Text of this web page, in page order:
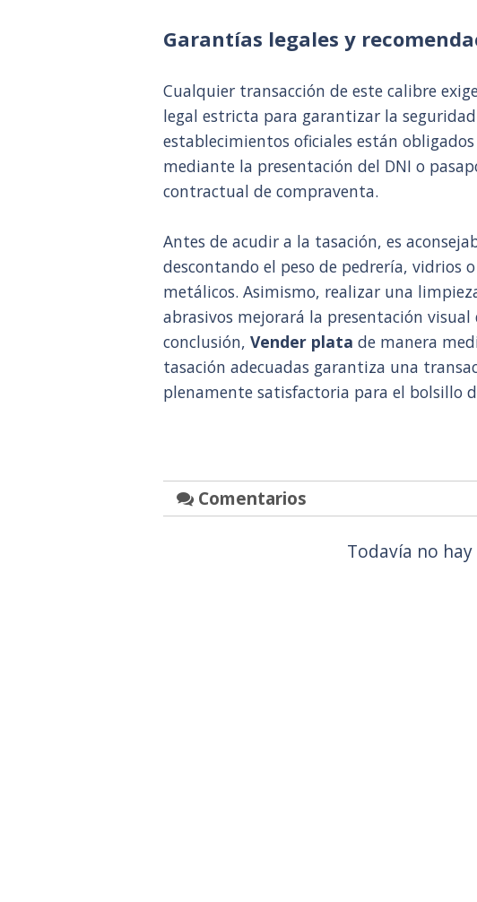
Garantías legales y
Cualquier transacción de este calibre
legal estricta para garantizar la
establecimientos oficiales están
mediante la presentación del DNI o
contractual de compraventa.
Antes de acudir a la tasación, es
descontando el peso de pedrería, vidrios
metálicos. Asimismo, realizar una
abrasivos mejorará la presentación
conclusión, Vender plata de manera
tasación adecuadas garantiza una
plenamente satisfactoria para el bolsillo
Comentarios
Todavía no